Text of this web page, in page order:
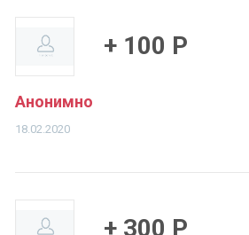
Анонимно
18.02.2020
+ 100 Р
+ 300 Р